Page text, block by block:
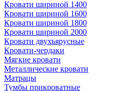
Кровати шириной 1400
Кровати шириной 1600
Кровати шириной 1800
Кровати шириной 2000
Кровати двухъярусные
Кровати-чердаки
Мягкие кровати
Металлические кровати
Матрацы
Тумбы прикроватные